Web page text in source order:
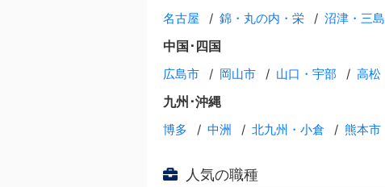
名古屋 錦・丸の内・栄 沼津・三島
中国･四国
広島市 岡山市 山口・宇部 高松
九州･沖縄
博多 中洲 北九州・小倉 熊本市
人気の職種